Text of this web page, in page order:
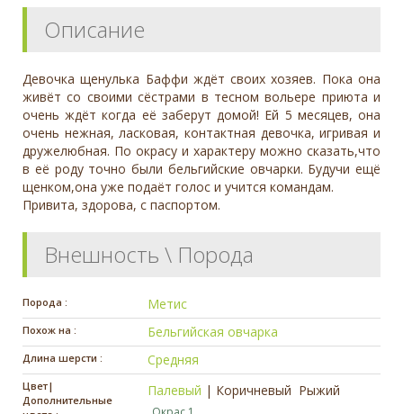
Описание
Девочка щенулька Баффи ждёт своих хозяев. Пока она
живёт со своими сёстрами в тесном вольере приюта и
очень ждёт когда её заберут домой! Ей 5 месяцев, она
очень нежная, ласковая, контактная девочка, игривая и
дружелюбная. По окрасу и характеру можно сказать,что
в её роду точно были бельгийские овчарки. Будучи ещё
щенком,она уже подаёт голос и учится командам.
Привита, здорова, с паспортом.
Внешность \ Порода
Порода : Метис
Похож на : Бельгийская овчарка
Длина шерсти : Средняя
Цвет|
Дополнительные
Палевый | Коричневый Рыжий